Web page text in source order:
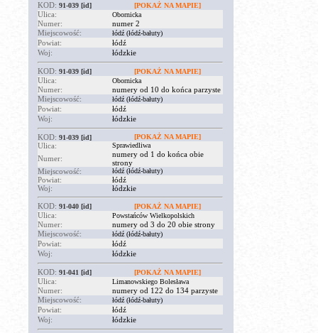
KOD: 91-039 [id] [POKAŻ NA MAPIE]
Ulica: Obornicka
Numer:
numer 2
Miejscowość:
łódź (łódź-bałuty)
Powiat:
łódź
Woj:
łódzkie
KOD: 91-039 [id] [POKAŻ NA MAPIE]
Ulica: Obornicka
Numer:
numery od 10 do końca parzyste
Miejscowość:
łódź (łódź-bałuty)
Powiat:
łódź
Woj:
łódzkie
KOD: 91-039 [id] [POKAŻ NA MAPIE]
Ulica: Sprawiedliwa
Numer:
numery od 1 do końca obie
strony
Miejscowość:
łódź (łódź-bałuty)
Powiat:
łódź
Woj:
łódzkie
KOD: 91-040 [id] [POKAŻ NA MAPIE]
Ulica: Powstańców Wielkopolskich
Numer:
numery od 3 do 20 obie strony
Miejscowość:
łódź (łódź-bałuty)
Powiat:
łódź
Woj:
łódzkie
KOD: 91-041 [id] [POKAŻ NA MAPIE]
Ulica: Limanowskiego Bolesława
Numer:
numery od 122 do 134 parzyste
Miejscowość:
łódź (łódź-bałuty)
Powiat:
łódź
Woj:
łódzkie